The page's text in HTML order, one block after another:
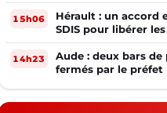
15h06
Hérault : un accord
SDIS pour libérer
volontaires
14h23
Aude : deux bars de
fermés par le préfet